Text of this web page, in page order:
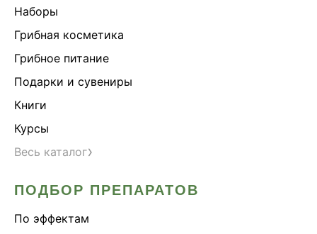
Наборы
Грибная косметика
Грибное питание
Подарки и сувениры
Книги
Курсы
Весь каталог›
ПОДБОР ПРЕПАРАТОВ
По эффектам